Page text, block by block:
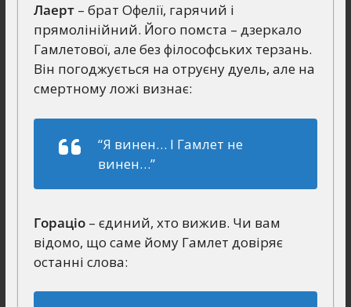
Лаерт– брат Офелії, гарячий і
прямолінійний. Його помста – дзеркало
Гамлетової, але без філософських терзань.
Він погоджується на отруєну дуель, але на
смертному ложі визнає:
“Я винен… І Гамлет не
винен…”
Гораціо– єдиний, хто вижив. Чи вам
відомо, що саме йому Гамлет довіряє
останні слова: